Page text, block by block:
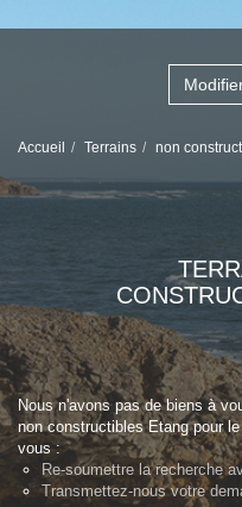
Accueil Terrains non
Nous n'avons pas de biens à
non constructibles Etang pour
vous :
Re-soumettre la recherche
Transmettez-nous votre